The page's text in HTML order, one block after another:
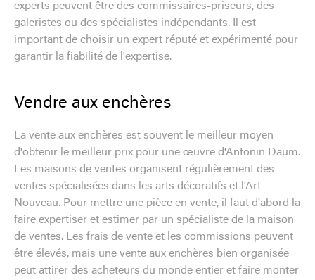
experts peuvent être des commissaires-priseurs, des
galeristes ou des spécialistes indépendants. Il est
important de choisir un expert réputé et expérimenté pour
garantir la fiabilité de l'expertise.
Vendre aux enchères
La vente aux enchères est souvent le meilleur moyen
d'obtenir le meilleur prix pour une œuvre d'Antonin Daum.
Les maisons de ventes organisent régulièrement des
ventes spécialisées dans les arts décoratifs et l'Art
Nouveau. Pour mettre une pièce en vente, il faut d'abord la
faire expertiser et estimer par un spécialiste de la maison
de ventes. Les frais de vente et les commissions peuvent
être élevés, mais une vente aux enchères bien organisée
peut attirer des acheteurs du monde entier et faire monter